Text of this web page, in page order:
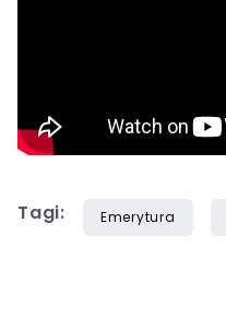
Tagi: Emerytura